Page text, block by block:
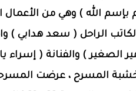
الله ) وهي من الأعمال
الراحل ( سعد هدابي )
الصغير ) والفنانة (
المسرح ، عرضت